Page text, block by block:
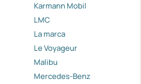
Karmann Mobil
LMC
La marca
Le Voyageur
Malibu
Mercedes-Benz